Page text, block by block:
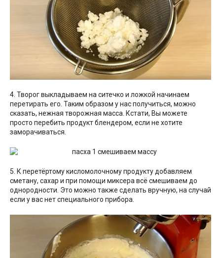
4. Творог выкладываем на ситечко и ложкой начинаем
перетирать его. Таким образом у нас получиться, можно
сказать, нежная творожная масса. Кстати, Вы можете
просто перебить продукт блендером, если не хотите
заморачиваться.
5. К перетёртому кисломолочному продукту добавляем
сметану, сахар и при помощи миксера всё смешиваем до
однородности. Это можно также сделать вручную, на случай
если у вас нет специального прибора.